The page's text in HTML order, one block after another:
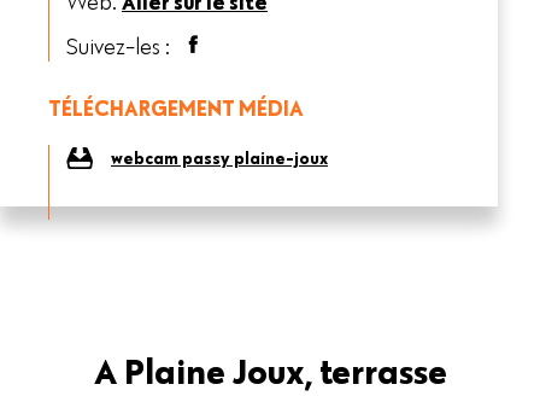
Suivez-les :
TÉLÉCHARGEMENT MÉDIA
webcam passy plaine-joux
A Plaine Joux, terrasse